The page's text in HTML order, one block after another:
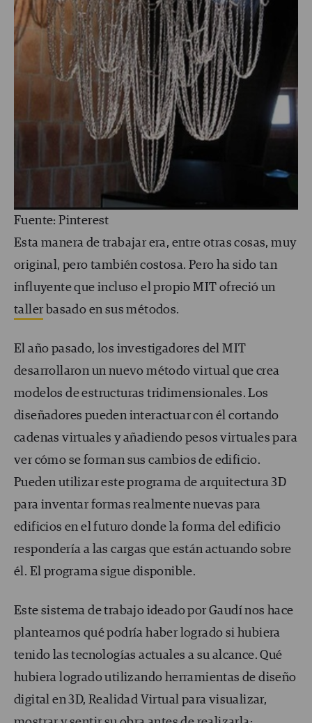
Fuente: Pinterest
Esta manera de trabajar era, entre otras cosas, muy
original, pero también costosa. Pero ha sido tan
influyente que incluso el propio MIT ofreció un
taller basado en sus métodos.
El año pasado, los investigadores del MIT
desarrollaron un nuevo método virtual que crea
modelos de estructuras tridimensionales. Los
diseñadores pueden interactuar con él cortando
cadenas virtuales y añadiendo pesos virtuales para
ver cómo se forman sus cambios de edificio.
Pueden utilizar este programa de arquitectura 3D
para inventar formas realmente nuevas para
edificios en el futuro donde la forma del edificio
respondería a las cargas que están actuando sobre
él. El programa sigue disponible.
Este sistema de trabajo ideado por Gaudí nos hace
plantearnos qué podría haber logrado si hubiera
tenido las tecnologías actuales a su alcance. Qué
hubiera logrado utilizando herramientas de diseño
digital en 3D, Realidad Virtual para visualizar,